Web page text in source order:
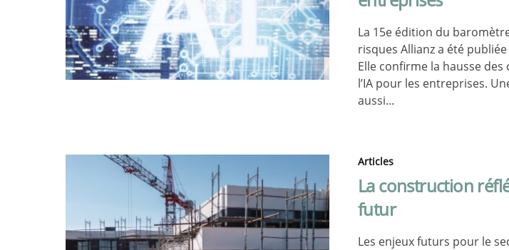
La 15e édition du
risques Allianz a été
Elle confirme la hausse
l’IA pour les entreprises.
aussi...
Articles
La construction
futur
Les enjeux futurs pour le